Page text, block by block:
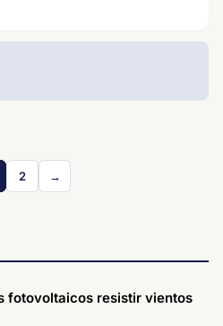
2 →
fotovoltaicos resistir vientos